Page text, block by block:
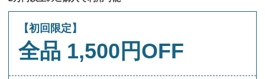
【初回限定】
全品 1,500円OFF